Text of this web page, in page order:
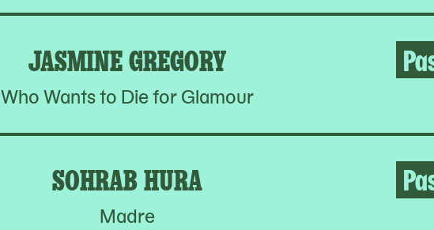
JASMINE GREGORY
Who Wants to Die for Glamour
SOHRAB HURA
Madre